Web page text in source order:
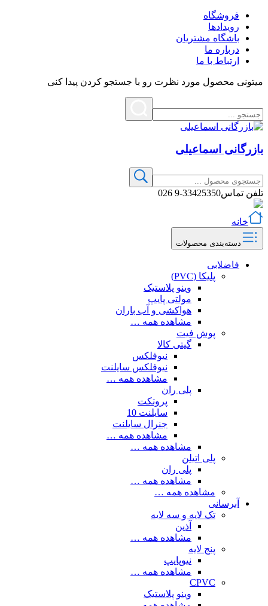
فروشگاه
رویدادها
باشگاه مشتریان
درباره ما
ارتباط با ما
میتونی محصول مورد نظرت رو با جستجو کردن پیدا کنی
بازرگانی اسماعیلی
تلفن تماس33425350-9 026
خانه
دسته‌بندی محصولات
فاضلابی
پلیکا (PVC)
وینو پلاستیک
مولتی پایپ
هواکشی و آب باران
مشاهده همه …
پوش فیت
گیتی کالا
نیوفلکس
نیوفلکس سایلنت
مشاهده همه …
پلی ران
پروتکت
سایلنت 10
جنرال سایلنت
مشاهده همه …
مشاهده همه …
پلی اتیلن
پلی ران
مشاهده همه …
مشاهده همه …
آبرسانی
تک لایه و سه لایه
آذین
مشاهده همه …
پنج لایه
نیوپایپ
مشاهده همه …
CPVC
وینو پلاستیک